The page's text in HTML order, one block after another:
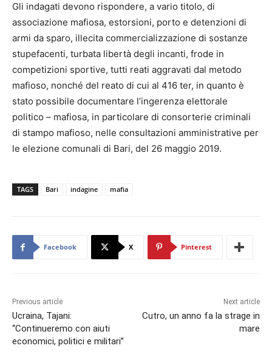
Gli indagati devono rispondere, a vario titolo, di
associazione mafiosa, estorsioni, porto e detenzioni di
armi da sparo, illecita commercializzazione di sostanze
stupefacenti, turbata libertà degli incanti, frode in
competizioni sportive, tutti reati aggravati dal metodo
mafioso, nonché del reato di cui al 416 ter, in quanto è
stato possibile documentare l’ingerenza elettorale
politico – mafiosa, in particolare di consorterie criminali
di stampo mafioso, nelle consultazioni amministrative per
le elezione comunali di Bari, del 26 maggio 2019.
TAGS Bari indagine mafia
Facebook X Pinterest
Previous article
Ucraina, Tajani:
“Continueremo con aiuti
economici, politici e militari”
Next article
Cutro, un anno fa la strage in
mare